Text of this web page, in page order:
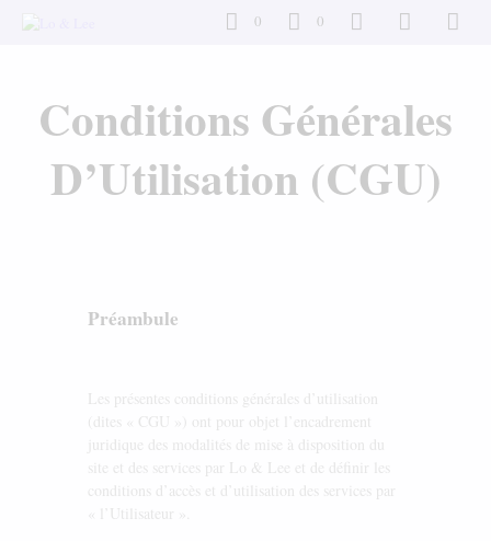
0 0
Conditions Générales
D’Utilisation (CGU)
Préambule
Les présentes conditions générales d’utilisation
(dites « CGU ») ont pour objet l’encadrement
juridique des modalités de mise à disposition du
site et des services par Lo & Lee et de définir les
conditions d’accès et d’utilisation des services par
« l’Utilisateur ».